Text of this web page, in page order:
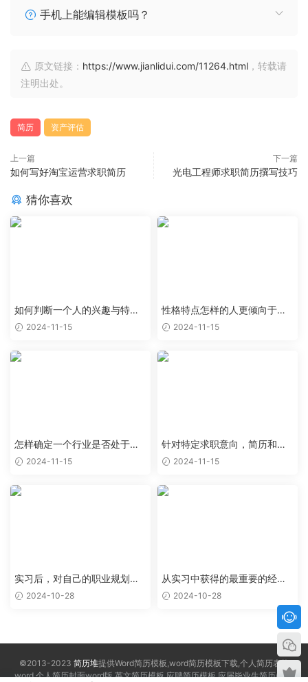
手机上能编辑模板吗？
原文链接： https://www.jianlidui.com/11264.html ，转载请
注明出处。
简历 资产评估
上一篇
如何写好淘宝运营求职简历
下一篇
光电工程师求职简历撰写技巧
猜你喜欢
如何判断一个人的兴趣与特定
职业能够完美结合
2024-11-15
性格特点怎样的人更倾向于特
定类型的工作岗位
2024-11-15
怎样确定一个行业是否处于上
升阶段，值得作为求职目标
2024-11-15
针对特定求职意向，简历和求
职信应该如何优化
2024-11-15
实习后，对自己的职业规划有
了哪些新的认识和调整
2024-10-28
从实习中获得的最重要的经验
和教训是什么
2024-10-28
©2013-2023 简历堆提供Word简历模板,word简历模板下载,个人简历表格
word,个人简历封面word版,英文简历模板,应聘简历模板,应届毕业生简历模板,